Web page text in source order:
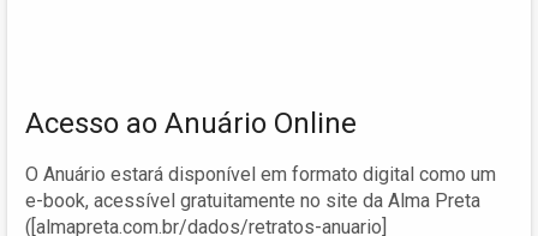
Acesso ao Anuário Online
O Anuário estará disponível em formato digital como um
e-book, acessível gratuitamente no site da Alma Preta
([almapreta.com.br/dados/retratos-anuario]